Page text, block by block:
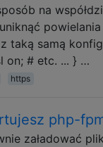
na
z taką samą
on; # etc. ... } …
https
php-
załadować